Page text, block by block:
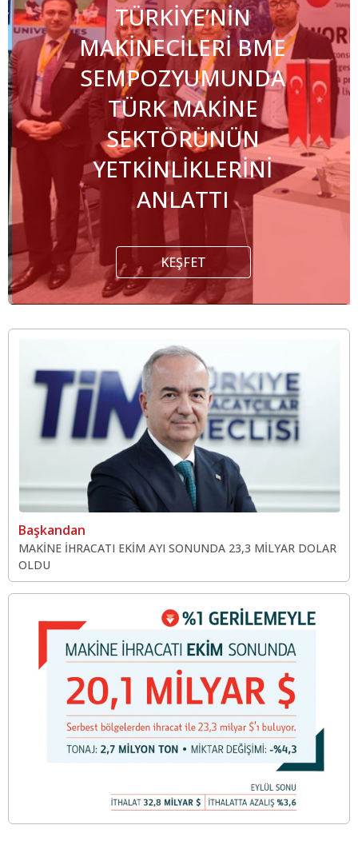
TÜRKİYE’NİN
MAKİNECİLERİ BME
SEMPOZYUMUNDA
TÜRK MAKİNE
SEKTÖRÜNÜN
YETKİNLİKLERİNİ
ANLATTI
KEŞFET
Başkandan
MAKİNE İHRACATI EKİM AYI SONUNDA 23,3 MİLYAR DOLAR
OLDU